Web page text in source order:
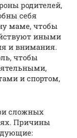
родителей,
себя
маме, чтобы
иными
и внимания.
чтобы
и спортом,
сложных
Причины